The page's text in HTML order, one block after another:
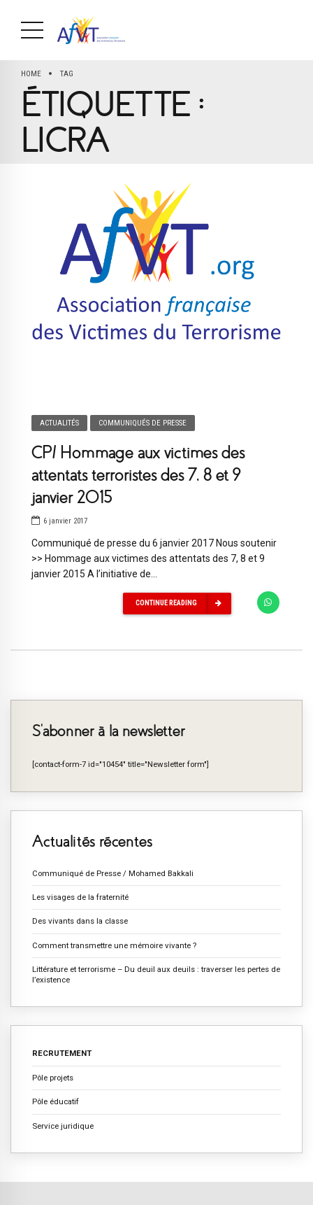
HOME TAG
ÉTIQUETTE :
LICRA
ACTUALITÉS COMMUNIQUÉS DE PRESSE
CP/ Hommage aux victimes des
attentats terroristes des 7, 8 et 9
janvier 2015
6 janvier 2017
Communiqué de presse du 6 janvier 2017 Nous soutenir
>> Hommage aux victimes des attentats des 7, 8 et 9
janvier 2015 A l’initiative de...
CONTINUE READING
S’abonner à la newsletter
[contact-form-7 id="10454" title="Newsletter form"]
Actualités récentes
Communiqué de Presse / Mohamed Bakkali
Les visages de la fraternité
Des vivants dans la classe
Comment transmettre une mémoire vivante ?
Littérature et terrorisme – Du deuil aux deuils : traverser les pertes de
l’existence
RECRUTEMENT
Pôle projets
Pôle éducatif
Service juridique